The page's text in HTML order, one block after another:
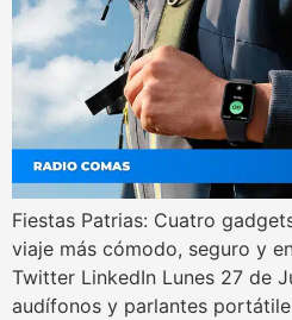
Fiestas Patrias: Cuatro
viaje más cómodo, seguro y
Twitter LinkedIn Lunes 27 de
audífonos y parlantes